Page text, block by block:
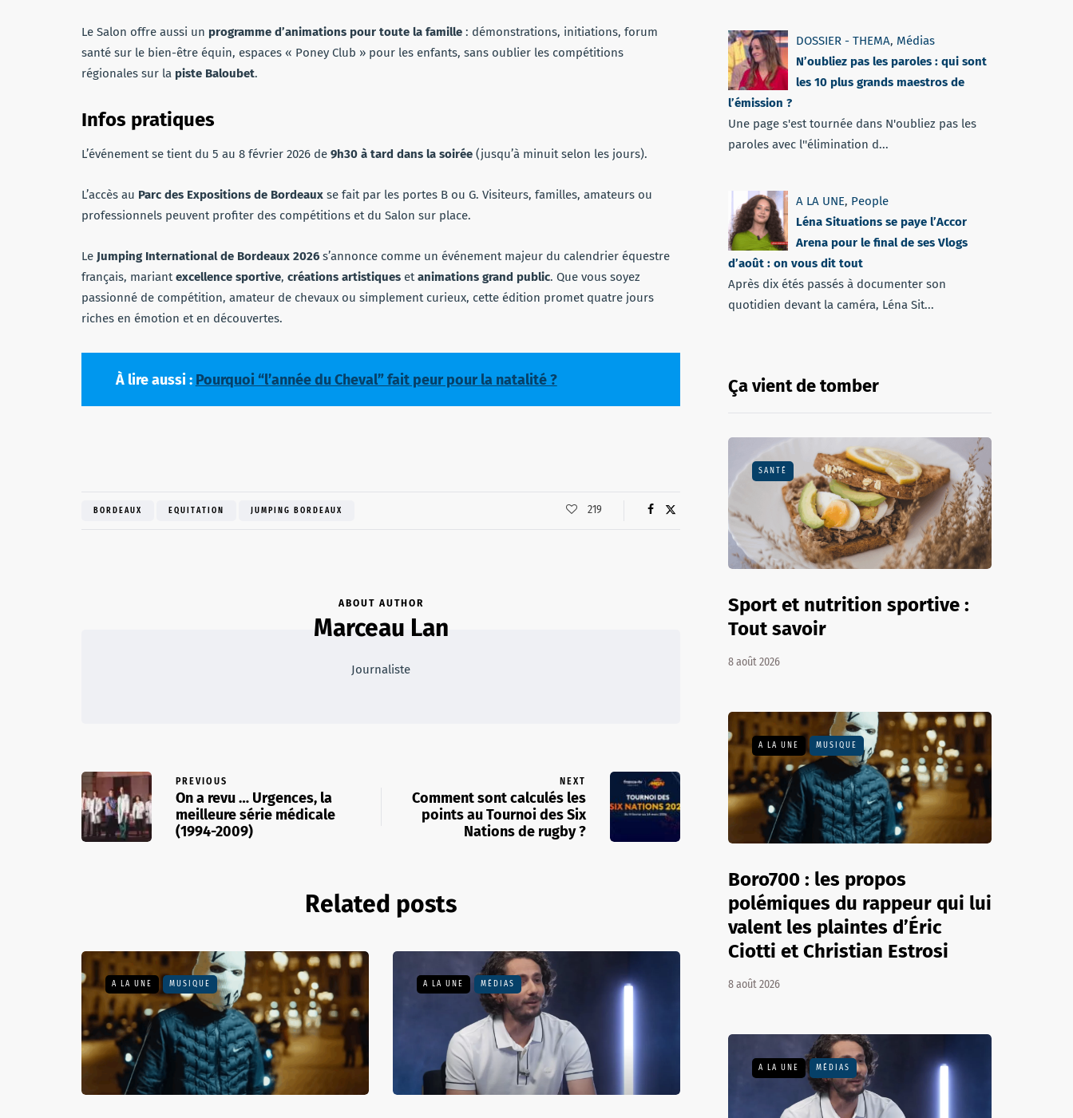
Le Salon offre aussi un programme d’animations pour toute la famille : démonstrations, initiations, forum
santé sur le bien-être équin, espaces « Poney Club » pour les enfants, sans oublier les compétitions
régionales sur la piste Baloubet.
Infos pratiques
L’événement se tient du 5 au 8 février 2026 de 9h30 à tard dans la soirée (jusqu’à minuit selon les jours).
L’accès au Parc des Expositions de Bordeaux se fait par les portes B ou G. Visiteurs, familles, amateurs ou
professionnels peuvent profiter des compétitions et du Salon sur place.
Le Jumping International de Bordeaux 2026 s’annonce comme un événement majeur du calendrier équestre
français, mariantexcellence sportive, créations artistiques etanimations grand public. Que vous soyez
passionné de compétition, amateur de chevaux ou simplement curieux, cette édition promet quatre jours
riches en émotion et en découvertes.
À lire aussi : Pourquoi “l’année du Cheval” fait peur pour la natalité ?
BORDEAUX EQUITATION JUMPING BORDEAUX 219
ABOUT AUTHOR
Marceau Lan
Journaliste
PREVIOUS
On a revu … Urgences, la
meilleure série médicale
(1994-2009)
NEXT
Comment sont calculés les
points au Tournoi des Six
Nations de rugby ?
Related posts
A LA UNE MUSIQUE A LA UNE MÉDIAS
DOSSIER - THEMA, Médias
N’oubliez pas les paroles : qui sont
les 10 plus grands maestros de
l’émission ?
Une page s'est tournée dans N'oubliez pas les
paroles avec l''élimination d...
A LA UNE, People
Léna Situations se paye l’Accor
Arena pour le final de ses Vlogs
d’août : on vous dit tout
Après dix étés passés à documenter son
quotidien devant la caméra, Léna Sit...
Ça vient de tomber
SANTÉ
Sport et nutrition sportive :
Tout savoir
8 août 2026
A LA UNE MUSIQUE
Boro700 : les propos
polémiques du rappeur qui lui
valent les plaintes d’Éric
Ciotti et Christian Estrosi
8 août 2026
A LA UNE MÉDIAS